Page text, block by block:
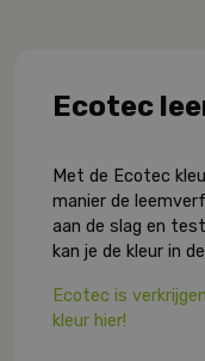
Ecotec
Met de Ecotec
manier de
aan de slag en
kan je de kleur in
Ecotec is
kleur hier!